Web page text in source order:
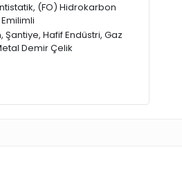
(FO) Hidrokarbon
Hafif Endüstri, Gaz
Demir Çelik